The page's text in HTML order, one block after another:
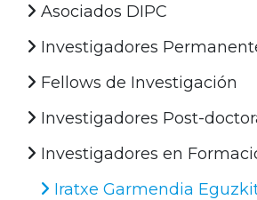
Asociados DIPC
Investigadores
Fellows de Investigación
Investigadores Post-
Investigadores en
Iratxe Garmendia